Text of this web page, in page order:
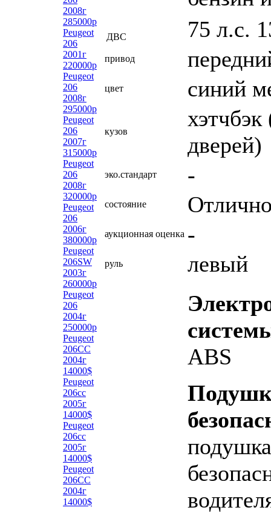
2008г
285000р
Peugeot
206
2001г
220000р
Peugeot
206
2008г
295000р
Peugeot
206
2007г
315000р
Peugeot
206
2008г
320000р
Peugeot
206
2006г
380000р
Peugeot
206SW
2003г
260000р
Peugeot
206
2004г
250000р
Peugeot
206CC
2004г
14000$
Peugeot
206сс
2005г
14000$
Peugeot
206cc
2005г
14000$
Peugeot
206CC
2004г
14000$
ДВС
75 л.с.
привод
цвет синий
кузов
хэтчбэк
дверей)
эко.стандарт -
состояние
аукционная оценка -
руль левый
ABS
подушка